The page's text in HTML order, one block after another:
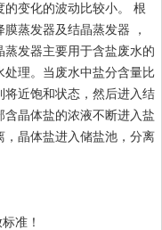
的变化的波动比较小。 根
蒸发器及结晶蒸发器 ，
发器主要用于含盐废水的
理。当废水中盐分含量比
近饱和状态，然后进入结
晶体盐的浓液不断进入盐
晶体盐进入储盐池，分离
准！